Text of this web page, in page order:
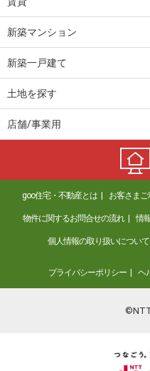
新築マンション
新築一戸建て
土地を探す
店舗/事業用
goo住宅・不動産とは お客さま
物件に関するお問合せの流れ 情
個人情報の取り扱いについて
プライバシーポリシー ヘ